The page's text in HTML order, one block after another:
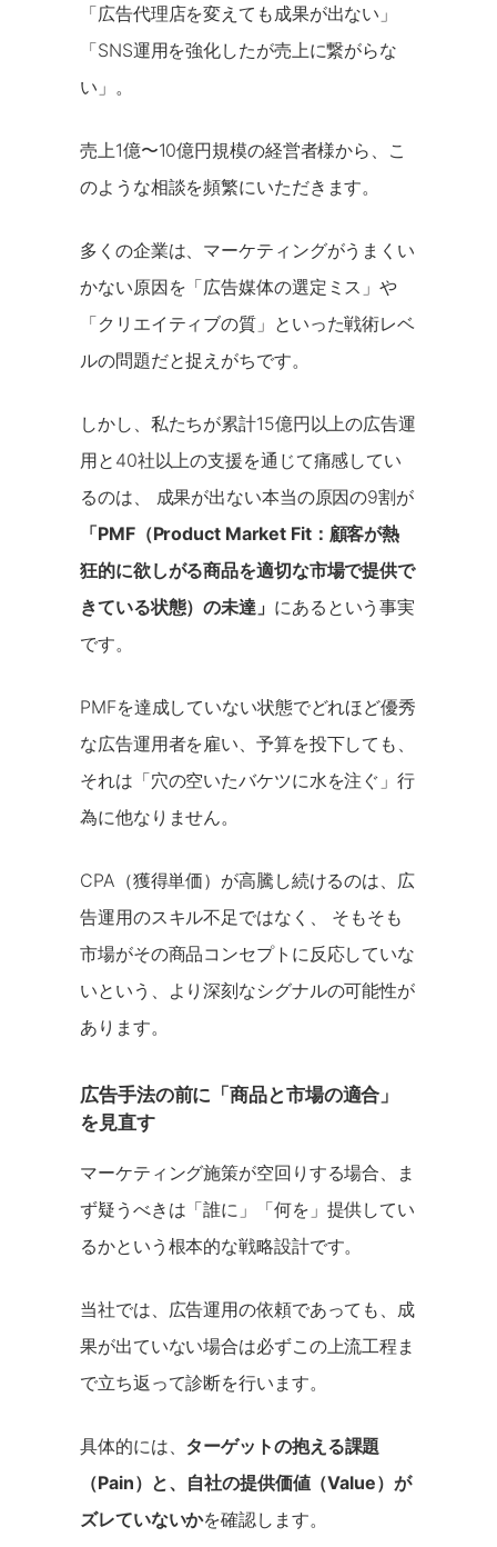
「広告代理店を変えても成果が出ない」
「SNS運用を強化したが売上に繋がらな
い」。
売上1億〜10億円規模の経営者様から、こ
のような相談を頻繁にいただきます。
多くの企業は、マーケティングがうまくい
かない原因を「広告媒体の選定ミス」や
「クリエイティブの質」といった戦術レベ
ルの問題だと捉えがちです。
しかし、私たちが累計15億円以上の広告運
用と40社以上の支援を通じて痛感してい
るのは、 成果が出ない本当の原因の9割が
「PMF（Product Market Fit：顧客が熱
狂的に欲しがる商品を適切な市場で提供で
きている状態）の未達」 にあるという事実
です。
PMFを達成していない状態でどれほど優秀
な広告運用者を雇い、予算を投下しても、
それは「穴の空いたバケツに水を注ぐ」行
為に他なりません。
CPA（獲得単価）が高騰し続けるのは、広
告運用のスキル不足ではなく、 そもそも
市場がその商品コンセプトに反応していな
いという、より深刻なシグナルの可能性が
あります。
広告手法の前に「商品と市場の適合」
を見直す
マーケティング施策が空回りする場合、ま
ず疑うべきは「誰に」「何を」提供してい
るかという根本的な戦略設計です。
当社では、広告運用の依頼であっても、成
果が出ていない場合は必ずこの上流工程ま
で立ち返って診断を行います。
具体的には、 ターゲットの抱える課題
（Pain）と、自社の提供価値（Value）が
ズレていないかを確認します。